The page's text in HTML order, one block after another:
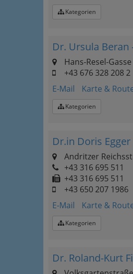
Kategorien
Dr. Ursula
Hans-Resel-
+43 676 328 208 2
E-Mail
Karte &
Kategorien
Dr.in Doris Egger
Andritzer
+43 316 695 511
+43 316 695 511
+43 650 207 1986
E-Mail
Karte &
Kategorien
Dr. Roland-Kurt